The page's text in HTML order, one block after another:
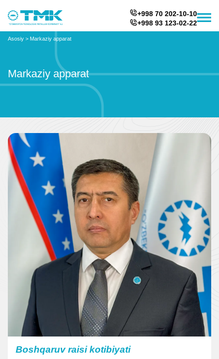
+998 70 202-10-10
+998 93 123-02-22
Asosiy > Markaziy apparat
Markaziy apparat
Boshqaruv raisi kotibiyati